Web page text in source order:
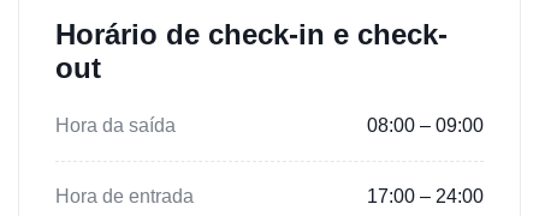
Horário de check-in e check-
out
Hora da saída 08:00 – 09:00
Hora de entrada 17:00 – 24:00